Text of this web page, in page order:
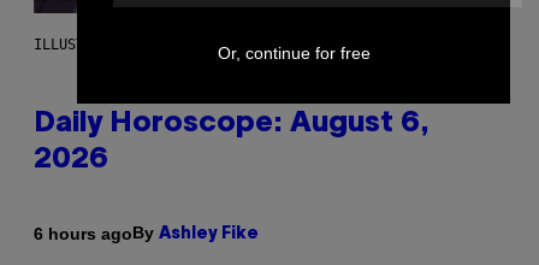
ILLUSTRATION BY REESA.
Daily Horoscope: August 6,
2026
6 hours agoBy Ashley Fike
Or, continue for free